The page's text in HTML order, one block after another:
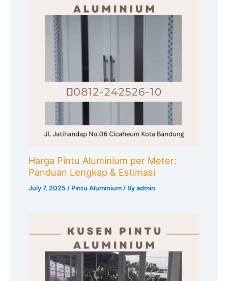
Harga Pintu Aluminium per Meter:
Panduan Lengkap & Estimasi
July 7, 2025 / Pintu Aluminium / Byadmin